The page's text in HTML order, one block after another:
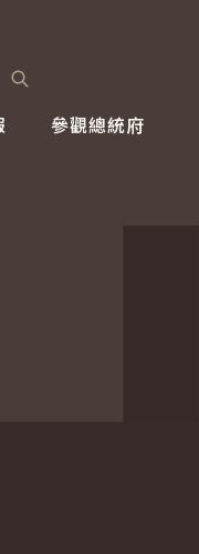
參觀總統府